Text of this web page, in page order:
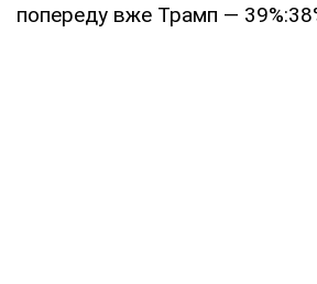
попереду вже Трамп —